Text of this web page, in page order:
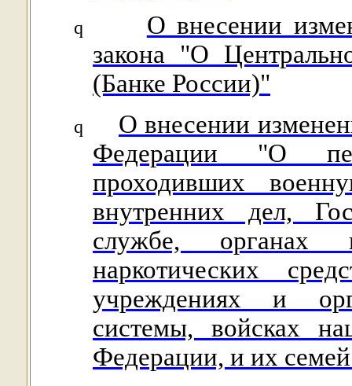
q
О внесении
закона "О
(Банке России)"
q
О внесении
Федерации "О
проходивших
внутренних дел,
службе,
наркотических
учреждениях и
системы, войсках
Федерации, и их